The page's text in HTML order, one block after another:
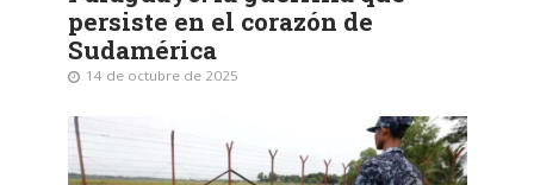
persiste en el corazón de
Sudamérica
14 de octubre de 2025